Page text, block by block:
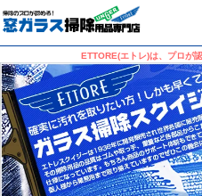
ETTORE(エトレ)は、プロが